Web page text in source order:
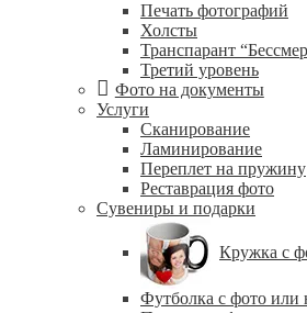
Печать фотографий
Холсты
Транспарант
Третий уровень
Фото на документы
Услуги
Сканирование
Ламинирование
Переплет на пружину
Реставрация фото
Сувениры и подарки
Кружка с
Футболка с фото или